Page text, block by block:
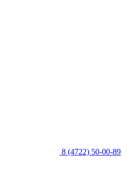
8 (4722) 50-00-89